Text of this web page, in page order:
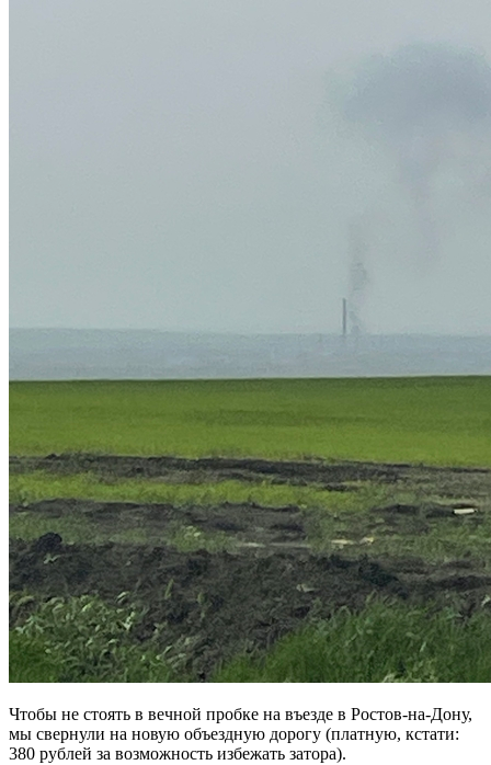
Чтобы не стоять в вечной пробке на въезде в Ростов-на-Дону,
мы свернули на новую объездную дорогу (платную, кстати:
380 рублей за возможность избежать затора).